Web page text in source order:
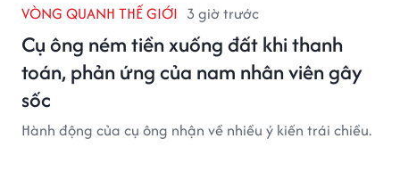
VÒNG QUANH THẾ GIỚI 3 giờ trước
Cụ ông ném tiền xuống đất khi thanh
toán, phản ứng của nam nhân viên gây
sốc
Hành động của cụ ông nhận về nhiều ý kiến trái chiều.